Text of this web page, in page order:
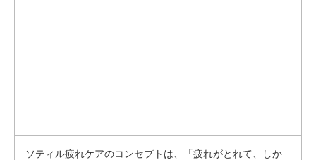
ソティル疲れケアのコンセプトは、「疲れがとれて、しか